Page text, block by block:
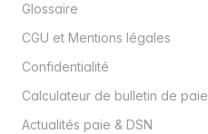
Glossaire
CGU et Mentions légales
Confidentialité
Calculateur de bulletin de paie
Actualités paie & DSN